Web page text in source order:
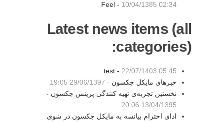
Feel - 10/04/1385 02:34
Latest news items (all
categories):
test - 22/07/1403 05:45
خبرهای مایکل جکسون - 29/06/1397 19:05
نخستین تجربه‌ی تهیه کنندگی پرینس جکسون -
13/04/1395 20:06
ادای احترام بیانسه به مایکل جکسون در شوی